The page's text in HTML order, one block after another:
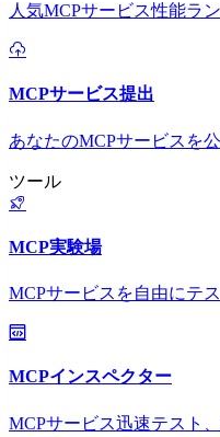
人気MCPサービス性能ラ
MCPサービス提出
あなたのMCPサービスを
ツール
MCP実験場
MCPサービスを自由にテ
MCPインスペクター
MCPサービス迅速テスト